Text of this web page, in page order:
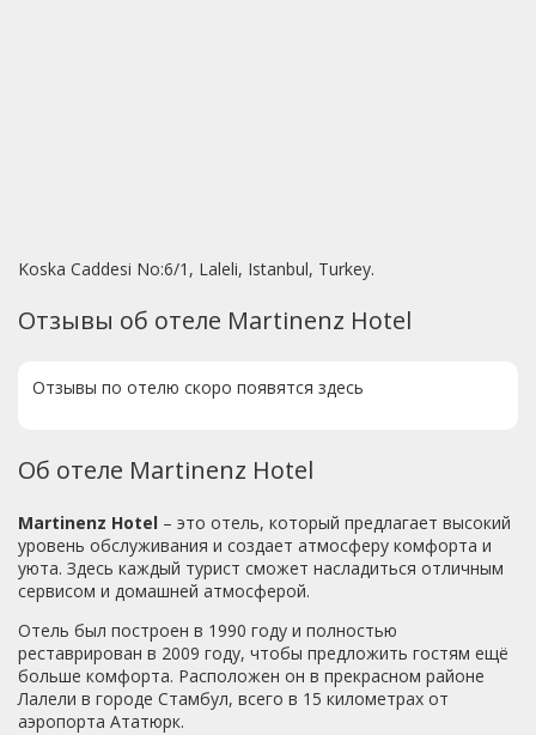
Koska Caddesi No:6/1, Laleli, Istanbul, Turkey.
Отзывы об отеле Martinenz Hotel
Отзывы по отелю скоро появятся здесь
Об отеле Martinenz Hotel
Martinenz Hotel – это отель, который предлагает высокий
уровень обслуживания и создает атмосферу комфорта и
уюта. Здесь каждый турист сможет насладиться отличным
сервисом и домашней атмосферой.
Отель был построен в 1990 году и полностью
реставрирован в 2009 году, чтобы предложить гостям ещё
больше комфорта. Расположен он в прекрасном районе
Лалели в городе Стамбул, всего в 15 километрах от
аэропорта Ататюрк.